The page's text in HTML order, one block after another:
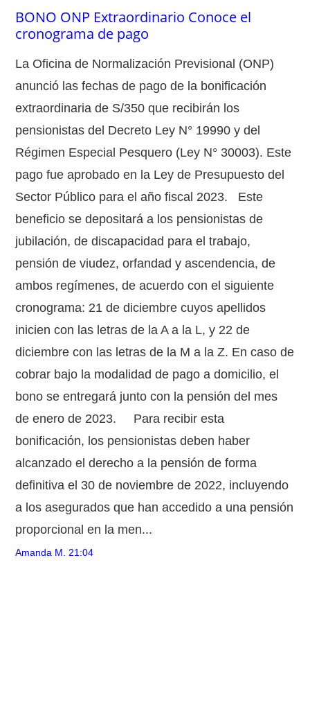
BONO ONP Extraordinario Conoce el
cronograma de pago
La Oficina de Normalización Previsional (ONP)
anunció las fechas de pago de la bonificación
extraordinaria de S/350 que recibirán los
pensionistas del Decreto Ley N° 19990 y del
Régimen Especial Pesquero (Ley N° 30003). Este
pago fue aprobado en la Ley de Presupuesto del
Sector Público para el año fiscal 2023. Este
beneficio se depositará a los pensionistas de
jubilación, de discapacidad para el trabajo,
pensión de viudez, orfandad y ascendencia, de
ambos regímenes, de acuerdo con el siguiente
cronograma: 21 de diciembre cuyos apellidos
inicien con las letras de la A a la L, y 22 de
diciembre con las letras de la M a la Z. En caso de
cobrar bajo la modalidad de pago a domicilio, el
bono se entregará junto con la pensión del mes
de enero de 2023. Para recibir esta
bonificación, los pensionistas deben haber
alcanzado el derecho a la pensión de forma
definitiva el 30 de noviembre de 2022, incluyendo
a los asegurados que han accedido a una pensión
proporcional en la men...
Amanda M. 21:04